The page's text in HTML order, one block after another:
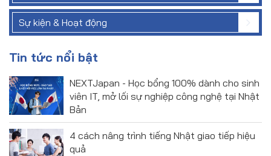
Sự kiện & Hoạt động
Tin tức nổi bật
NEXTJapan - Học bổng 100% dành cho sinh
viên IT, mở lối sự nghiệp công nghệ tại Nhật
Bản
4 cách nâng trình tiếng Nhật giao tiếp hiệu
quả